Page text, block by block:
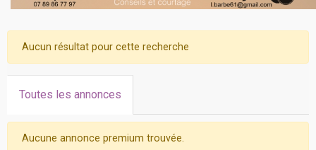
Aucun résultat pour cette recherche
Toutes les annonces
Aucune annonce premium trouvée.